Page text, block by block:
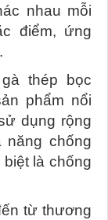
nhau mỗi
điểm, ứng
thép bọc
phẩm nổi
dụng rộng
chống
là chống
từ thương